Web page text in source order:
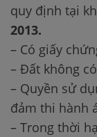
quy định tại
2013.
– Có giấy
– Đất không
– Quyền sử
đảm thi hành
– Trong thời